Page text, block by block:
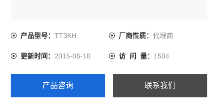
产品型号：TT3KH 厂商性质： 代理商
更新时间：2015-06-10 访 问 量： 1504
产品咨询 联系我们